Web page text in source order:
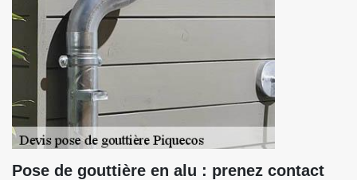
Pose de gouttière en alu : prenez contact